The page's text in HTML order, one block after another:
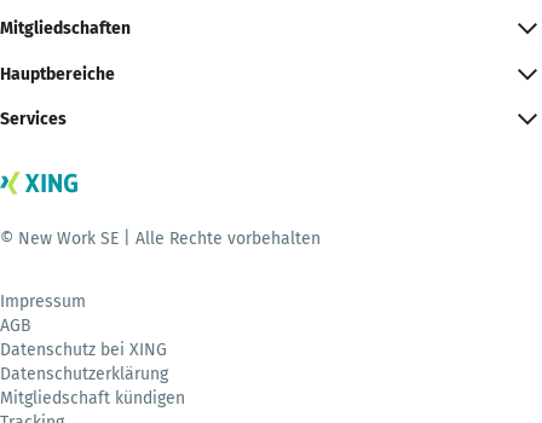
Mitgliedschaften
Hauptbereiche
Services
© New Work SE | Alle Rechte vorbehalten
Impressum
AGB
Datenschutz bei XING
Datenschutzerklärung
Mitgliedschaft kündigen